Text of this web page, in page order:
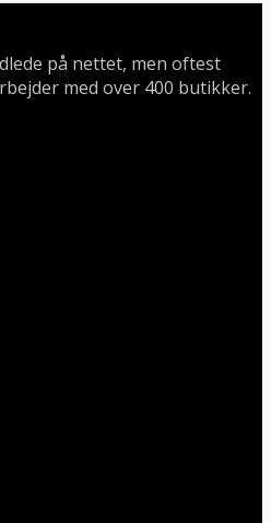
på nettet, men oftest
med over 400 butikker.